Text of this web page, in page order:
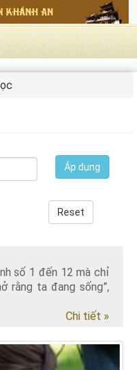
Áp dụng
Reset
số 1 đến 12 mà chỉ
rằng ta đang sống”,
Chi tiết »